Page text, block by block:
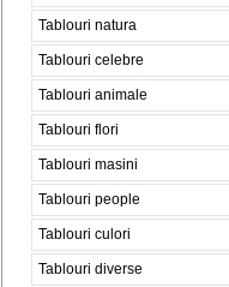
Tablouri natura
Tablouri celebre
Tablouri animale
Tablouri flori
Tablouri masini
Tablouri people
Tablouri culori
Tablouri diverse